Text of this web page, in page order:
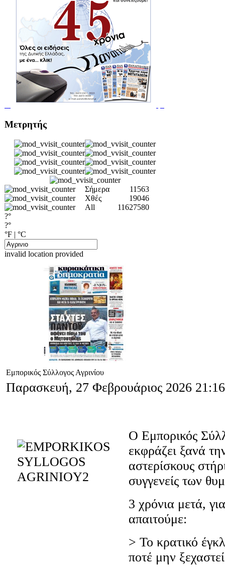
Μετρητής
Σήμερα
11563
Χθές
19046
All
11627580
?°
?°
°F | °C
invalid location provided
Εμπορικός Σύλλογος Αγρινίου
Παρασκευή, 27 Φεβρουάριος 2026 21:16
Ο Εμπορικός
εκφράζει ξανά
αστερίσκους
συγγενείς των
3 χρόνια μετά,
απαιτούμε:
˃ Το κρατικό
ποτέ μην